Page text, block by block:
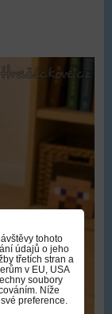
tohoto
údajů o jeho
třetích stran a
v EU, USA
soubory
Níže
preference.